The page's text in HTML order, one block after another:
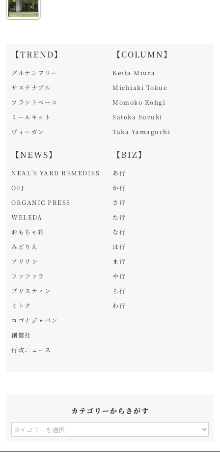
【TREND】
グルテンフリー
サステナブル
プラントベース
ミールキット
ヴィーガン
【NEWS】
NEAL'S YARD REMEDIES
OFJ
ORGANIC PRESS
WELEDA
おもちゃ箱
みどりえ
アリサン
ファファラ
プリスティン
ミトク
ロゴナジャパン
創健社
行政ニュース
【COLUMN】
Keita Miura
Michiaki Tokue
Momoko Kohgi
Satoka Suzuki
Taka Yamaguchi
【BIZ】
あ行
か行
さ行
た行
な行
は行
ま行
や行
ら行
わ行
カテゴリーからさがす
カ